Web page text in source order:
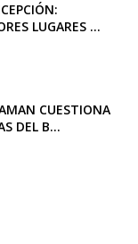
LUGARES ...
CUESTIONA
DEL B...